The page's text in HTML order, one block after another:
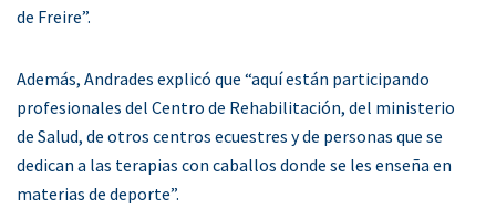
de Freire”.
Además, Andrades explicó que “aquí están participando
profesionales del Centro de Rehabilitación, del ministerio
de Salud, de otros centros ecuestres y de personas que se
dedican a las terapias con caballos donde se les enseña en
materias de deporte”.